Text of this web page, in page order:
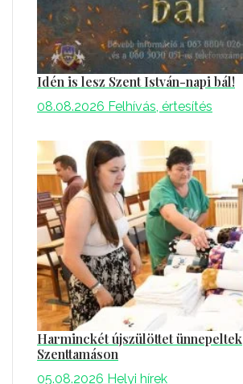
Idén is lesz Szent István-napi bál!
08.08.2026 Felhívás, értesítés
Harminckét újszülöttet ünnepeltek
Szenttamáson
05.08.2026 Helyi hírek